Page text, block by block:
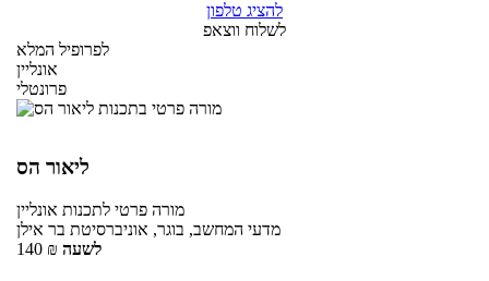
להציג טלפון
לשלוח ווצאפ
לפרופיל המלא
אונליין
פרונטלי
ליאור הס
מורה פרטי לתכנות אונליין
מדעי המחשב, בוגר, אוניברסיטת בר אילן
140 ₪ לשעה